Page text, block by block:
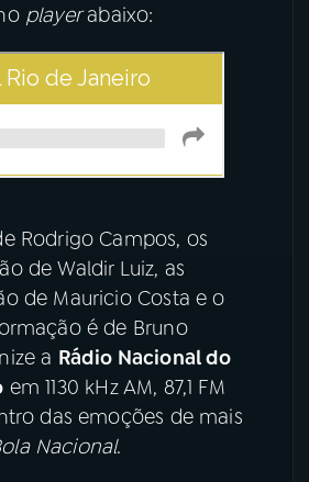
playerabaixo:
Rodrigo Campos, os
de Waldir Luiz, as
de Mauricio Costa e o
é de Bruno
a Rádio Nacional do
em 1130 kHz AM, 87,1 FM
das emoções de mais
Nacional.